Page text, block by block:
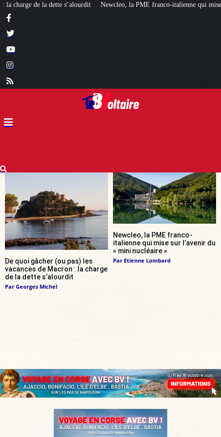
la PME franco-italienne qui mise sur l’avenir du « mini nucléaire »
De quoi gâcher (ou pas) les
vacances de Macron : la charge
de la dette s’alourdit
Par Georges Michel
Newcleo, la PME franco-
italienne qui mise sur l’avenir du
« mini nucléaire »
Par Etienne Lombard